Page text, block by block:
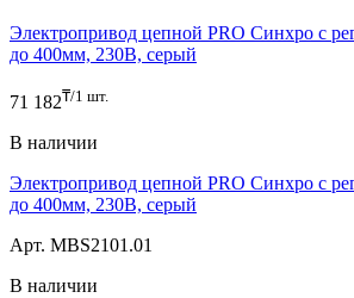
Электропривод цепной PRO Синхро с
до 400мм, 230В, серый
71 182₸/1 шт.
В наличии
Электропривод цепной PRO Синхро с
до 400мм, 230В, серый
Арт. MBS2101.01
В наличии